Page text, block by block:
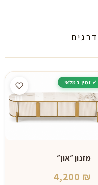
מזנון ״און״
4,200 ₪